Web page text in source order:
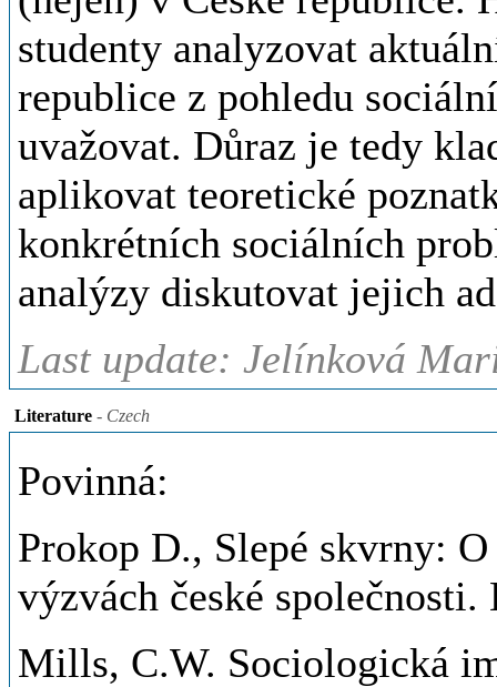
studenty analyzovat
republice z pohledu
uvažovat. Důraz je tedy
aplikovat teoretické
konkrétních sociálních
analýzy diskutovat jejich
Last update: Jelínková
Literature - Czech
Povinná:
Prokop D., Slepé skvrny:
výzvách české
Mills, C.W. Sociologická